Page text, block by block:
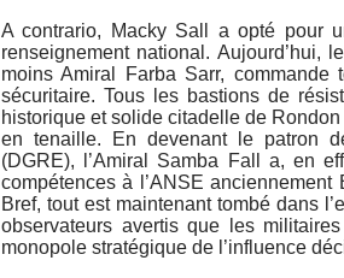
A contrario, Macky Sall a opté pour
renseignement national. Aujourd’hui,
moins Amiral Farba Sarr, commande
sécuritaire. Tous les bastions de
historique et solide citadelle de
en tenaille. En devenant le patron
(DGRE), l’Amiral Samba Fall a, en
compétences à l’ANSE
Bref, tout est maintenant tombé dans
observateurs avertis que les
monopole stratégique de l’influence